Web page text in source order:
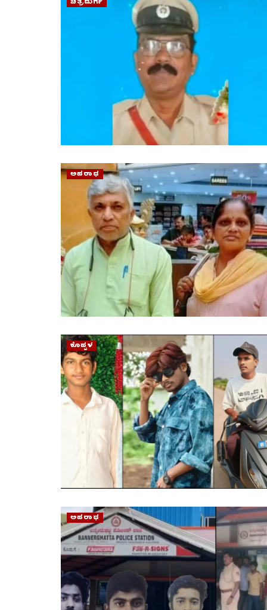
ಚಿತ್ರದುರ್ಗ
ಅಪರಾಧ
ಕೊಪ್ಪಳ
ಅಪರಾಧ